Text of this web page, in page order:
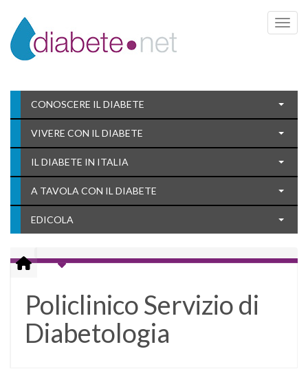
Toggle
CONOSCERE IL DIABETE
VIVERE CON IL DIABETE
IL DIABETE IN ITALIA
A TAVOLA CON IL DIABETE
EDICOLA
Policlinico Servizio di
Diabetologia